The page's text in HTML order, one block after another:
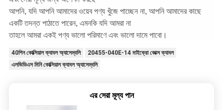
আপনি, যদি আপনি আমাদের ওয়েব পণ্য খুঁজে পাচ্ছেন না, আপনি আমাদের কাছে
একটি তদন্ত পাঠাতে পারেন, এমনকি যদি আমরা না
তাহলে আমরা একই পণ্য ভালো পরিমাণে এবং ভালো দামে পাবো।
40পিন কোক্সিয়াল ক্যাবল অ্যাসেম্বলি
20455-040E-14 মাইক্রো কোক্স ক্যাবল
এলভিডিএস মিনি কোক্সিয়াল ক্যাবল অ্যাসেম্বলি
এর সেরা মূল্য পান